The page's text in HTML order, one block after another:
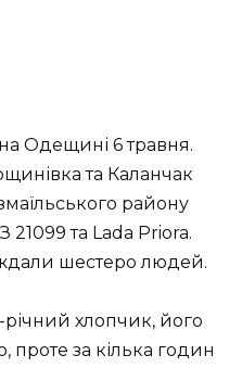
Одещині 6 травня.
та Каланчак
району
21099 та Lada Priora.
шестеро людей.
хлопчик, його
проте за кілька годин